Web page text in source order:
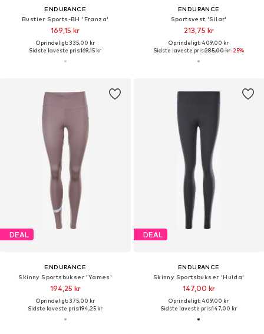
ENDURANCE
Bustier Sports-BH 'Franza'
169,15 kr
Oprindeligt: 335,00 kr
Sidste laveste pris:169,15 kr
ENDURANCE
Sportsvest 'Silar'
213,75 kr
Oprindeligt: 409,00 kr
Sidste laveste pris:285,00 kr-25%
DEAL
ENDURANCE
Skinny Sportsbukser 'Yames'
194,25 kr
Oprindeligt: 375,00 kr
Sidste laveste pris:194,25 kr
DEAL
ENDURANCE
Skinny Sportsbukser 'Hulda'
147,00 kr
Oprindeligt: 409,00 kr
Sidste laveste pris:147,00 kr